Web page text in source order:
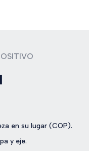
en su lugar (COP).
y eje.